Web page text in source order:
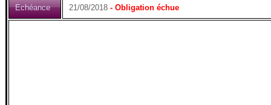
Echéance 21/08/2018 - Obligation échue